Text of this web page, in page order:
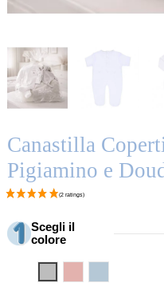
Canastilla
Pigiamino e
Scegli il
colore